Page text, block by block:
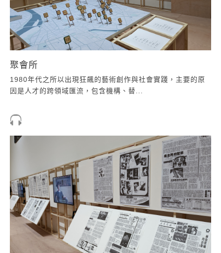
聚會所
1980年代之所以出現狂飆的藝術創作與社會實踐，主要的原
因是人才的跨領域匯流，包含機構、替...